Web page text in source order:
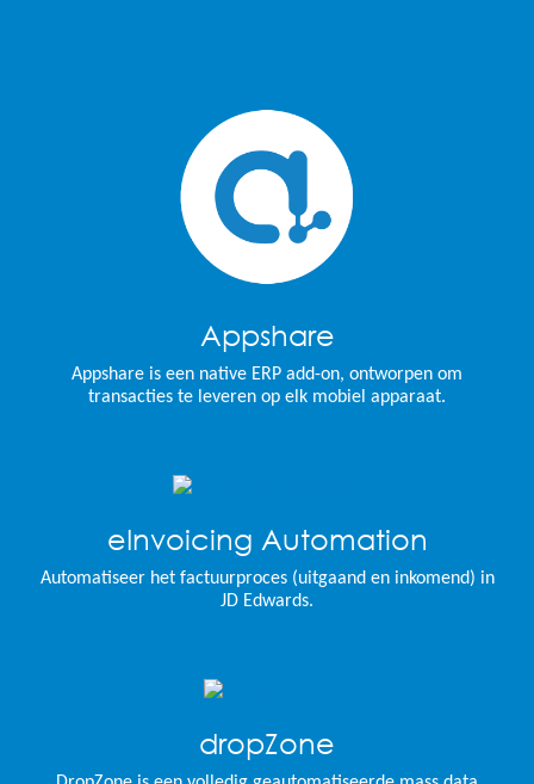
Appshare
Appshare is een native ERP add-on, ontworpen om
transacties te leveren op elk mobiel apparaat.
eInvoicing Automation
Automatiseer het factuurproces (uitgaand en inkomend) in
JD Edwards.
dropZone